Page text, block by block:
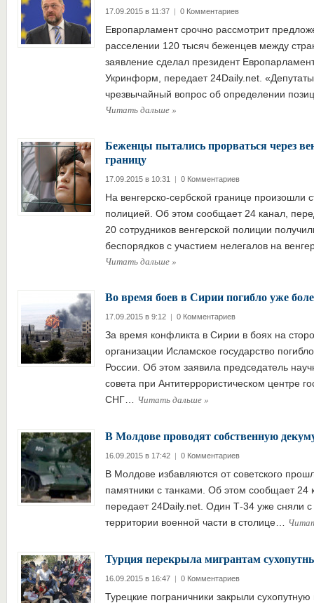
17.09.2015 в 11:37 | 0 Комментариев
Европарламент срочно рассмотрит
расселении 120 тысяч беженцев между
заявление сделал президент
Укринформ, передает 24Daily.net.
чрезвычайный вопрос об определении
Читать дальше»
Беженцы пытались прорваться через
границу
17.09.2015 в 10:31 | 0 Комментариев
На венгерско-сербской границе произошли
полицией. Об этом сообщает 24 канал,
20 сотрудников венгерской полиции
беспорядков с участием нелегалов на
Читать дальше»
Во время боев в Сирии погибло уже
17.09.2015 в 9:12 | 0 Комментариев
За время конфликта в Сирии в боях на
организации Исламское государство
России. Об этом заявила председатель
совета при Антитеррористическом центре
СНГ… Читать дальше»
В Молдове проводят собственную
16.09.2015 в 17:42 | 0 Комментариев
В Молдове избавляются от советского
памятники с танками. Об этом сообщает 24
передает 24Daily.net. Один Т-34 уже сняли
территории военной части в столице…
Турция перекрыла мигрантам
16.09.2015 в 16:47 | 0 Комментариев
Турецкие пограничники закрыли